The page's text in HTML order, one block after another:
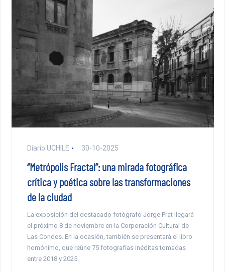
Diario UCHILE 30-10-2025
“Metrópolis Fractal”: una mirada fotográfica
crítica y poética sobre las transformaciones
de la ciudad
La exposición del destacado fotógrafo Jorge Prat llegará
el próximo 8 de noviembre en la Corporación Cultural de
Las Condes. En la ocasión, también se presentará el libro
homónimo, que reúne 75 fotografías inéditas tomadas
entre 2018 y 2025.